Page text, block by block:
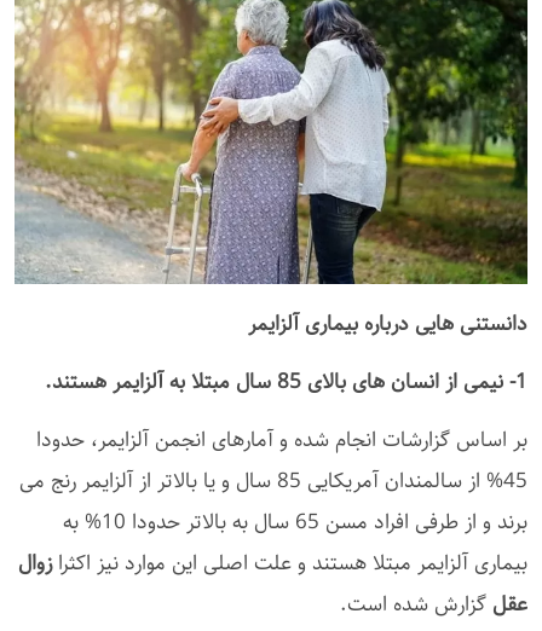
دانستنی هایی درباره بیماری آلزایمر
1- نیمی از انسان های بالای 85 سال مبتلا به آلزایمر هستند.
بر اساس گزارشات انجام شده و آمارهای انجمن آلزایمر، حدودا
45% از سالمندان آمریکایی 85 سال و یا بالاتر از آلزایمر رنج می
برند و از طرفی افراد مسن 65 سال به بالاتر حدودا 10% به
بیماری آلزایمر مبتلا هستند و علت اصلی این موارد نیز اکثرازوال
عقل گزارش شده است.